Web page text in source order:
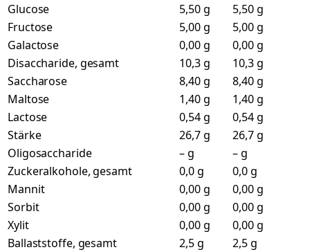
Glucose
5,50 g
5,50 g
Fructose
5,00 g
5,00 g
Galactose
0,00 g
0,00 g
Disaccharide, gesamt
10,3 g
10,3 g
Saccharose
8,40 g
8,40 g
Maltose
1,40 g
1,40 g
Lactose
0,54 g
0,54 g
Stärke
26,7 g
26,7 g
Oligosaccharide
– g
– g
Zuckeralkohole, gesamt
0,0 g
0,0 g
Mannit
0,00 g
0,00 g
Sorbit
0,00 g
0,00 g
Xylit
0,00 g
0,00 g
Ballaststoffe, gesamt
2,5 g
2,5 g